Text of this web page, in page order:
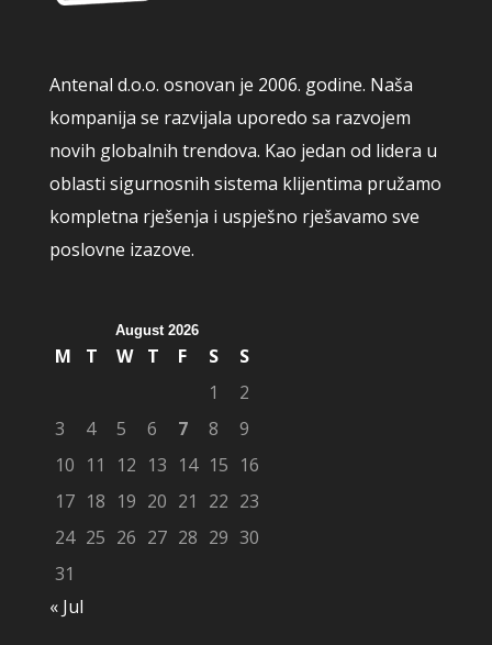
Antenal d.o.o. osnovan je 2006. godine. Naša
kompanija se razvijala uporedo sa razvojem
novih globalnih trendova. Kao jedan od lidera u
oblasti sigurnosnih sistema klijentima pružamo
kompletna rješenja i uspješno rješavamo sve
poslovne izazove.
August 2026
M T W T F S
S
1
2
3
4 5 6 7 8
9
10 11 12 13 14 15 16
17 18 19 20 21 22 23
24 25 26 27 28 29 30
31
« Jul